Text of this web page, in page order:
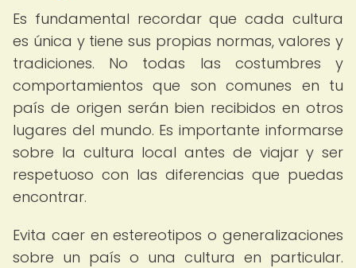
Es fundamental recordar que cada cultura
es única y tiene sus propias normas, valores y
tradiciones. No todas las costumbres y
comportamientos que son comunes en tu
país de origen serán bien recibidos en otros
lugares del mundo. Es importante informarse
sobre la cultura local antes de viajar y ser
respetuoso con las diferencias que puedas
encontrar.
Evita caer en estereotipos o generalizaciones
sobre un país o una cultura en particular.